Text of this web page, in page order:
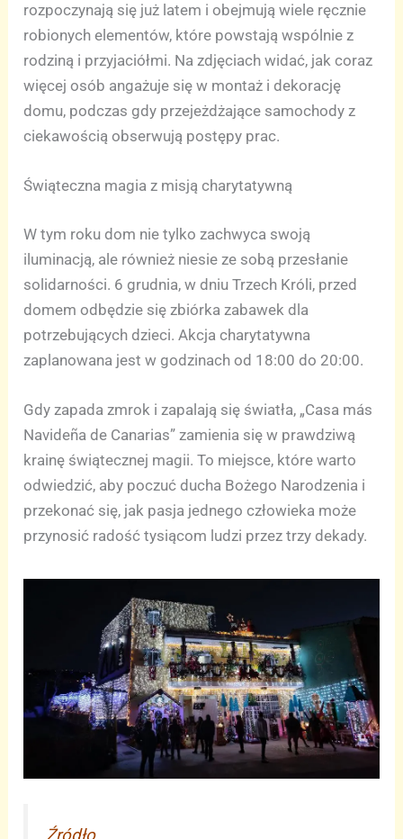
rozpoczynają się już latem i obejmują wiele ręcznie
robionych elementów, które powstają wspólnie z
rodziną i przyjaciółmi. Na zdjęciach widać, jak coraz
więcej osób angażuje się w montaż i dekorację
domu, podczas gdy przejeżdżające samochody z
ciekawością obserwują postępy prac.
Świąteczna magia z misją charytatywną
W tym roku dom nie tylko zachwyca swoją
iluminacją, ale również niesie ze sobą przesłanie
solidarności. 6 grudnia, w dniu Trzech Króli, przed
domem odbędzie się zbiórka zabawek dla
potrzebujących dzieci. Akcja charytatywna
zaplanowana jest w godzinach od 18:00 do 20:00.
Gdy zapada zmrok i zapalają się światła, „Casa más
Navideña de Canarias” zamienia się w prawdziwą
krainę świątecznej magii. To miejsce, które warto
odwiedzić, aby poczuć ducha Bożego Narodzenia i
przekonać się, jak pasja jednego człowieka może
przynosić radość tysiącom ludzi przez trzy dekady.